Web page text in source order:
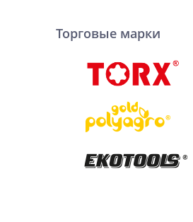
Торговые марки